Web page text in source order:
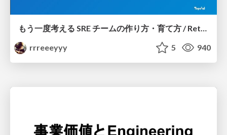
もう一度考える SRE チームの作り方・育て方 / Rethinking SRE #1: Building and Growing SRE Teams
rrreeeyyy
5 940